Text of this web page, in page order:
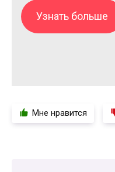
Узнать больше
Мне нравится